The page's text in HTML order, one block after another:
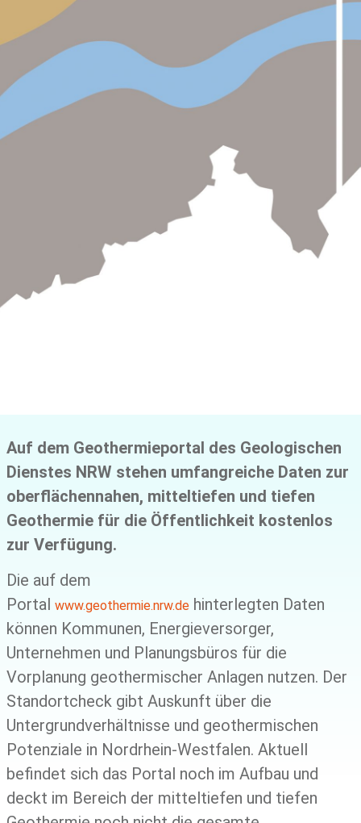
Auf dem Geothermieportal des Geologischen
Dienstes NRW stehen umfangreiche Daten zur
oberflächennahen, mitteltiefen und tiefen
Geothermie für die Öffentlichkeit kostenlos
zur Verfügung.
Die auf dem
Portal www.geothermie.nrw.de hinterlegten Daten
können Kommunen, Energieversorger,
Unternehmen und Planungsbüros für die
Vorplanung geothermischer Anlagen nutzen. Der
Standortcheck gibt Auskunft über die
Untergrundverhältnisse und geothermischen
Potenziale in Nordrhein-Westfalen. Aktuell
befindet sich das Portal noch im Aufbau und
deckt im Bereich der mitteltiefen und tiefen